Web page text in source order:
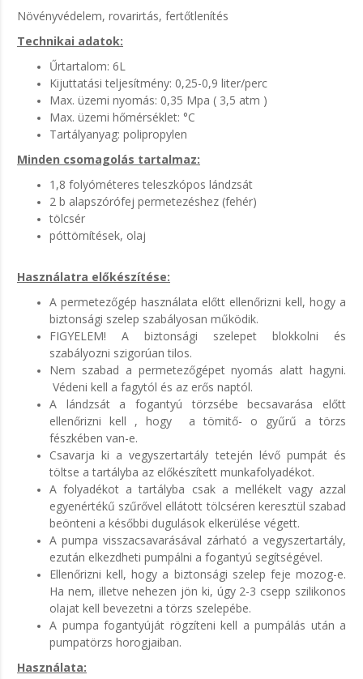
Növényvédelem, rovarirtás, fertőtlenítés
Technikai adatok:
Űrtartalom: 6L
Kijuttatási teljesítmény: 0,25-0,9 liter/perc
Max. üzemi nyomás: 0,35 Mpa ( 3,5 atm )
Max. üzemi hőmérséklet: °C
Tartályanyag: polipropylen
Minden csomagolás tartalmaz:
1,8 folyóméteres teleszkópos lándzsát
2 b alapszórófej permetezéshez (fehér)
tölcsér
póttömítések, olaj
Használatra előkészítése:
A permetezőgép használata előtt ellenőrizni kell, hogy a
biztonsági szelep szabályosan működik.
FIGYELEM! A biztonsági szelepet blokkolni és
szabályozni szigorúan tilos.
Nem szabad a permetezőgépet nyomás alatt hagyni.
Védeni kell a fagytól és az erős naptól.
A lándzsát a fogantyú törzsébe becsavarása előtt
ellenőrizni kell , hogy a tömitő- o gyűrű a törzs
fészkében van-e.
Csavarja ki a vegyszertartály tetején lévő pumpát és
töltse a tartályba az előkészített munkafolyadékot.
A folyadékot a tartályba csak a mellékelt vagy azzal
egyenértékű szűrővel ellátott tölcséren keresztül szabad
beönteni a későbbi dugulások elkerülése végett.
A pumpa visszacsavarásával zárható a vegyszertartály,
ezután elkezdheti pumpálni a fogantyú segítségével.
Ellenőrizni kell, hogy a biztonsági szelep feje mozog-e.
Ha nem, illetve nehezen jön ki, úgy 2-3 csepp szilikonos
olajat kell bevezetni a törzs szelepébe.
A pumpa fogantyúját rögzíteni kell a pumpálás után a
pumpatörzs horogjaiban.
Használata: